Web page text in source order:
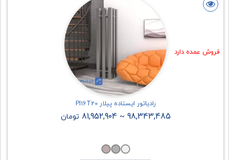
فروش عمده دارد
رادیاتور ایستاده پیلار PI16T20
98,343,485
~
81,952,904 تومان